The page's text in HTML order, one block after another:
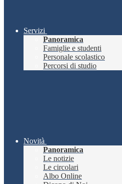
Servizi
Panoramica
Famiglie e studenti
Personale scolastico
Percorsi di studio
Novità
Panoramica
Le notizie
Le circolari
Albo Online